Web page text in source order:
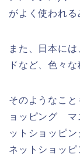
がよく使われる
また、日本に
ドなど、色々
そのようなこ
ョッピング マ
ットショッピ
ネットショッ